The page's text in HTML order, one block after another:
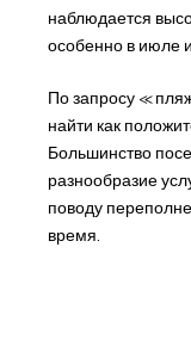
наблюдается
особенно в июле и
По запросу
найти как
Большинство
разнообразие
поводу
время.